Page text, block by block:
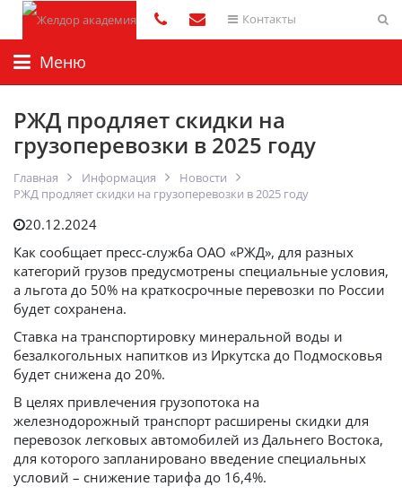
Контакты
Меню
РЖД продляет скидки на
грузоперевозки в 2025 году
Главная Информация
Новости
РЖД продляет скидки на грузоперевозки в 2025 году
20.12.2024
Как сообщает пресс-служба ОАО «РЖД», для разных
категорий грузов предусмотрены специальные условия,
а льгота до 50% на краткосрочные перевозки по России
будет сохранена.
Ставка на транспортировку минеральной воды и
безалкогольных напитков из Иркутска до Подмосковья
будет снижена до 20%.
В целях привлечения грузопотока на
железнодорожный транспорт расширены скидки для
перевозок легковых автомобилей из Дальнего Востока,
для которого запланировано введение специальных
условий – снижение тарифа до 16,4%.